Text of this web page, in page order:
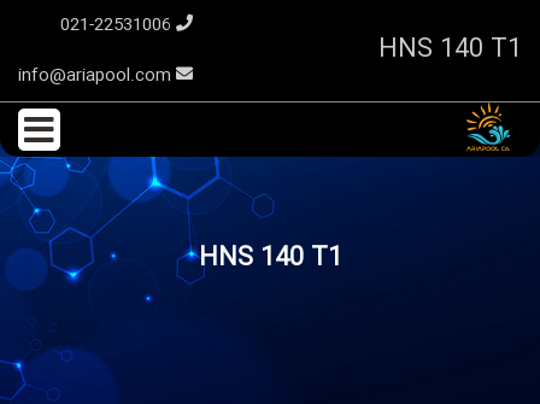
HNS 140 T1
HNS 140 T1